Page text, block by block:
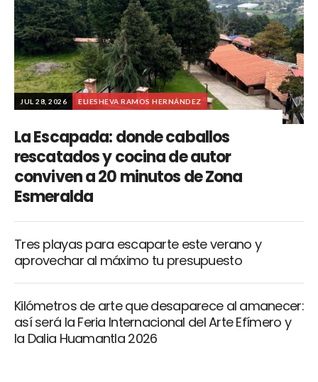
JUL 28, 2026 ELIESHEVA RAMOS HERNÁNDEZ
La Escapada: donde caballos
rescatados y cocina de autor
conviven a 20 minutos de Zona
Esmeralda
Tres playas para escaparte este verano y
aprovechar al máximo tu presupuesto
Kilómetros de arte que desaparece al amanecer:
así será la Feria Internacional del Arte Efímero y
la Dalia Huamantla 2026